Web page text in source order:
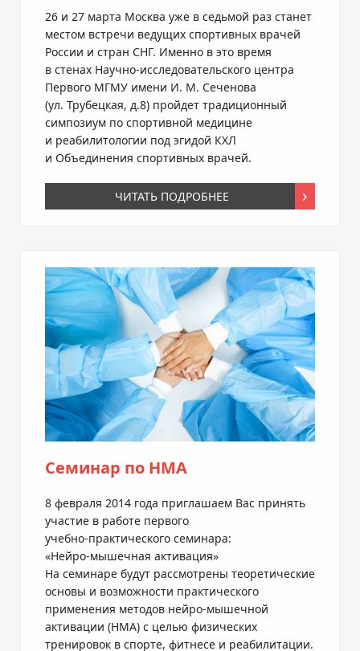
26 и 27 марта Москва уже в седьмой раз станет
местом встречи ведущих спортивных врачей
России и стран СНГ. Именно в это время
в стенах Научно-исследовательского центра
Первого МГМУ имени И. М. Сеченова
(ул. Трубецкая, д.8) пройдет традиционный
симпозиум по спортивной медицине
и реабилитологии под эгидой КХЛ
и Объединения спортивных врачей.
ЧИТАТЬ ПОДРОБНЕЕ
Семинар по НМА
8 февраля 2014 года приглашаем Вас принять
участие в работе первого
учебно-практического семинара:
«Нейро-мышечная активация»
На семинаре будут рассмотрены теоретические
основы и возможности практического
применения методов нейро-мышечной
активации (НМА) с целью физических
тренировок в спорте, фитнесе и реабилитации.